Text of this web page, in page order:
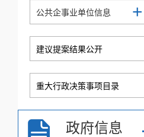
公共企事业单位信息 +
建议提案结果公开
重大行政决策事项目录
政府信息